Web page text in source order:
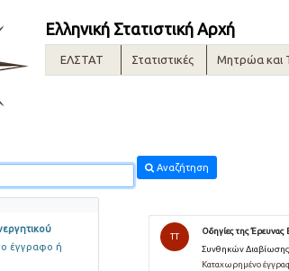
Ελληνική Στατιστική Αρχή
ΕΛΣΤΑΤ Στατιστικές Μητρώα και
Αναζήτηση
έγγραφο ή
TT
Οδηγίες της Έρευνας
Συνθηκών Διαβίωσης
Καταχωρημένο